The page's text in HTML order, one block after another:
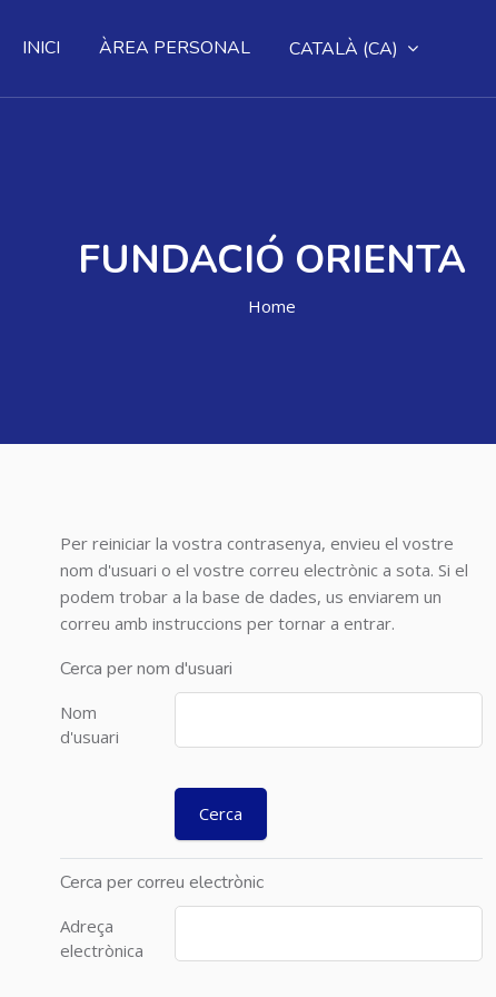
INICI ÀREA PERSONAL CATALÀ ‎(CA)‎
FUNDACIÓ ORIENTA
Home
Per reiniciar la vostra contrasenya, envieu el vostre
nom d'usuari o el vostre correu electrònic a sota. Si el
podem trobar a la base de dades, us enviarem un
correu amb instruccions per tornar a entrar.
Cerca per nom d'usuari
Nom
d'usuari
Cerca per correu electrònic
Adreça
electrònica